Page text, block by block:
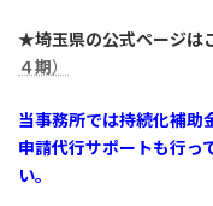
★埼玉県の公式ページは
４期）
当事務所では持続化補助
申請代行サポートも行っ
い。